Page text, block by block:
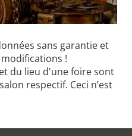
sans garantie et
!
du lieu d'une foire sont
respectif. Ceci n’est